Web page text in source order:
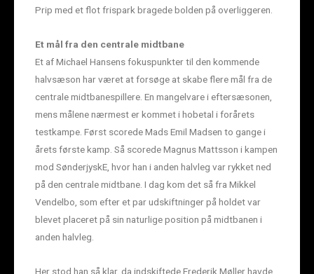
Prip med et flot frispark bragede bolden på overliggeren.
Et mål fra den centrale midtbane
Et af Michael Hansens fokuspunkter til den kommende
halvsæson har været at forsøge at skabe flere mål fra de
centrale midtbanespillere. En mangelvare i eftersæsonen,
mens målene nærmest er kommet i hobetal i forårets
testkampe. Først scorede Mads Emil Madsen to gange i
årets første kamp. Så scorede Magnus Mattsson i kampen
mod SønderjyskE, hvor han i anden halvleg var rykket ned
på den centrale midtbane. I dag kom det så fra Mikkel
Vendelbo, som efter et par udskiftninger på holdet var
blevet placeret på sin naturlige position på midtbanen i
anden halvleg.
Her stod han så klar, da indskiftede Frederik Møller havde